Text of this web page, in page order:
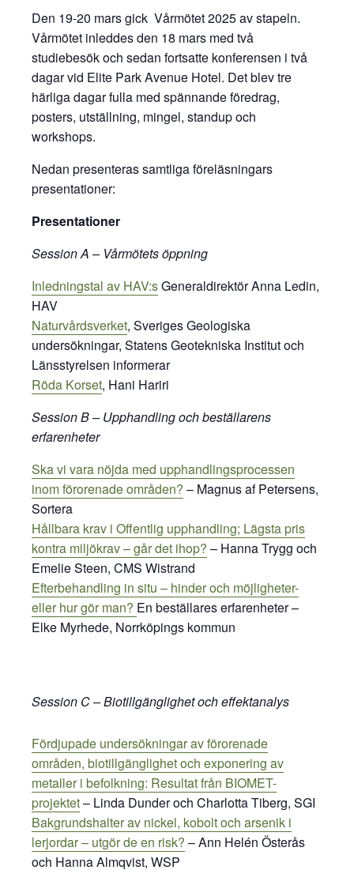
Den 19-20 mars gick Vårmötet 2025 av stapeln.
Vårmötet inleddes den 18 mars med två
studiebesök och sedan fortsatte konferensen i två
dagar vid Elite Park Avenue Hotel. Det blev tre
härliga dagar fulla med spännande föredrag,
posters, utställning, mingel, standup och
workshops.
Nedan presenteras samtliga föreläsningars
presentationer:
Presentationer
Session A – Vårmötets öppning
Inledningstal av HAV:sGeneraldirektör Anna Ledin,
HAV
Naturvårdsverket, Sveriges Geologiska
undersökningar, Statens Geotekniska Institut och
Länsstyrelsen informerar
Röda Korset, Hani Hariri
Session B – Upphandling och beställarens
erfarenheter
Ska vi vara nöjda med upphandlingsprocessen
inom förorenade områden? – Magnus af Petersens,
Sortera
Hållbara krav i Offentlig upphandling; Lägsta pris
kontra miljökrav – går det ihop? – Hanna Trygg och
Emelie Steen, CMS Wistrand
Efterbehandling in situ – hinder och möjligheter-
eller hur gör man? En beställares erfarenheter –
Elke Myrhede, Norrköpings kommun
Session C – Biotillgänglighet och effektanalys
Fördjupade undersökningar av förorenade
områden, biotillgänglighet och exponering av
metaller i befolkning: Resultat från BIOMET-
projektet– Linda Dunder och Charlotta Tiberg, SGI
Bakgrundshalter av nickel, kobolt och arsenik i
lerjordar – utgör de en risk? – Ann Helén Österås
och Hanna Almqvist, WSP